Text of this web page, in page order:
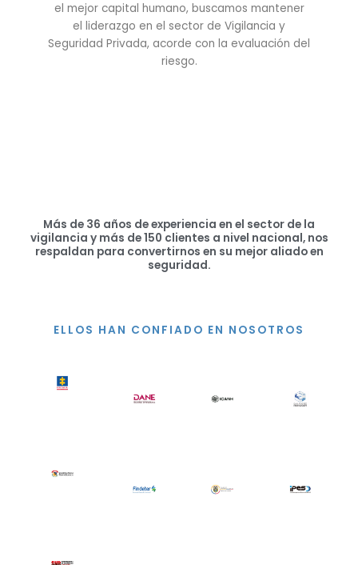
el mejor capital humano, buscamos mantener
el liderazgo en el sector de Vigilancia y
Seguridad Privada, acorde con la evaluación del
riesgo.
Más de 36 años de experiencia en el sector de la
vigilancia y más de 150 clientes a nivel nacional, nos
respaldan para convertirnos en su mejor aliado en
seguridad.
ELLOS HAN CONFIADO EN NOSOTROS